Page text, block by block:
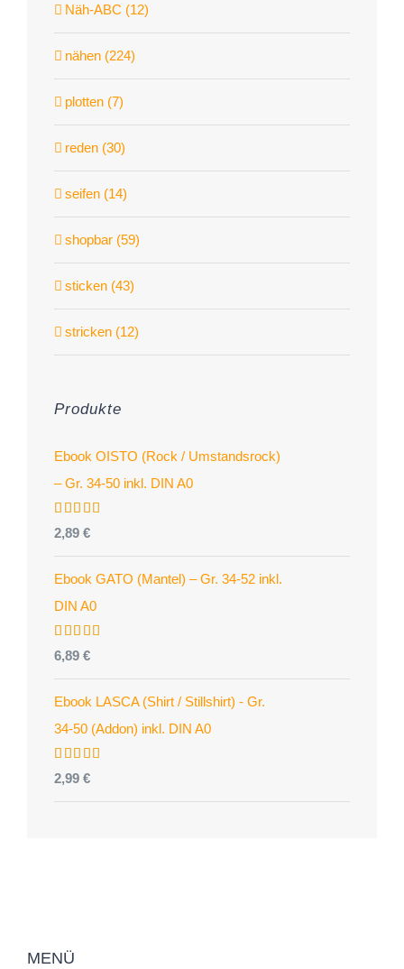
Näh-ABC (12)
nähen (224)
plotten (7)
reden (30)
seifen (14)
shopbar (59)
sticken (43)
stricken (12)
Produkte
Ebook OISTO (Rock / Umstandsrock)
– Gr. 34-50 inkl. DIN A0
Bewertet
mit4.96
von 5
2,89 €
Ebook GATO (Mantel) – Gr. 34-52 inkl.
DIN A0
Bewertet
mit5.00
von 5
6,89 €
Ebook LASCA (Shirt / Stillshirt) - Gr.
34-50 (Addon) inkl. DIN A0
Bewertet
mit5.00
von 5
2,99 €
MENÜ